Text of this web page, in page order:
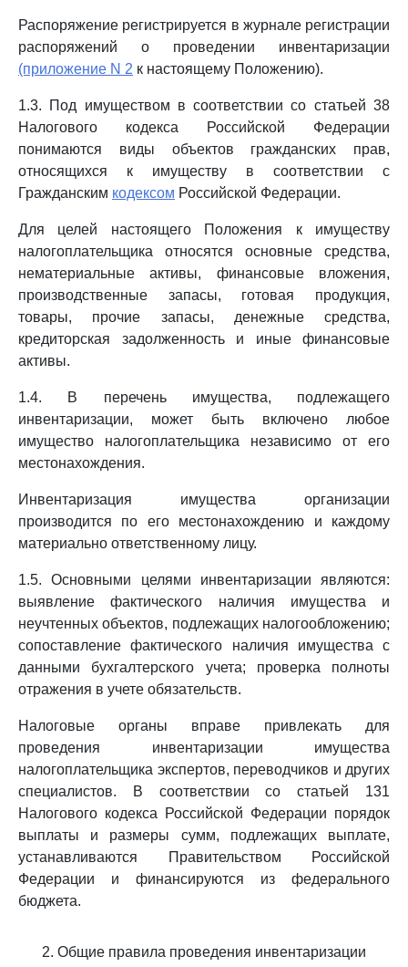
Распоряжение регистрируется в журнале регистрации
распоряжений о проведении инвентаризации
(приложение N 2 к настоящему Положению).
1.3. Под имуществом в соответствии со статьей 38
Налогового кодекса Российской Федерации
понимаются виды объектов гражданских прав,
относящихся к имуществу в соответствии с
Гражданским кодексом Российской Федерации.
Для целей настоящего Положения к имуществу
налогоплательщика относятся основные средства,
нематериальные активы, финансовые вложения,
производственные запасы, готовая продукция,
товары, прочие запасы, денежные средства,
кредиторская задолженность и иные финансовые
активы.
1.4. В перечень имущества, подлежащего
инвентаризации, может быть включено любое
имущество налогоплательщика независимо от его
местонахождения.
Инвентаризация имущества организации
производится по его местонахождению и каждому
материально ответственному лицу.
1.5. Основными целями инвентаризации являются:
выявление фактического наличия имущества и
неучтенных объектов, подлежащих налогообложению;
сопоставление фактического наличия имущества с
данными бухгалтерского учета; проверка полноты
отражения в учете обязательств.
Налоговые органы вправе привлекать для
проведения инвентаризации имущества
налогоплательщика экспертов, переводчиков и других
специалистов. В соответствии со статьей 131
Налогового кодекса Российской Федерации порядок
выплаты и размеры сумм, подлежащих выплате,
устанавливаются Правительством Российской
Федерации и финансируются из федерального
бюджета.
2. Общие правила проведения инвентаризации